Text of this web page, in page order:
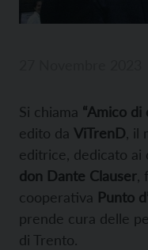
Si chiama “Amico di
edito da ViTrenD, il
editrice, dedicato ai
don Dante Clauser,
cooperativa Punto
prende cura delle
di Trento.